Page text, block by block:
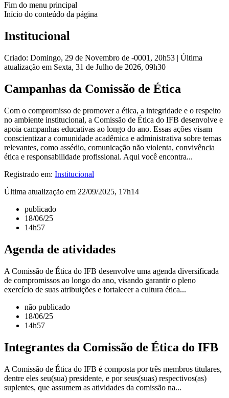
Fim do menu principal
Início do conteúdo da página
Institucional
Criado: Domingo, 29 de Novembro de -0001, 20h53 | Última
atualização em Sexta, 31 de Julho de 2026, 09h30
Campanhas da Comissão de Ética
Com o compromisso de promover a ética, a integridade e o respeito
no ambiente institucional, a Comissão de Ética do IFB desenvolve e
apoia campanhas educativas ao longo do ano. Essas ações visam
conscientizar a comunidade acadêmica e administrativa sobre temas
relevantes, como assédio, comunicação não violenta, convivência
ética e responsabilidade profissional. Aqui você encontra...
Registrado em: Institucional
Última atualização em 22/09/2025, 17h14
publicado
18/06/25
14h57
Agenda de atividades
A Comissão de Ética do IFB desenvolve uma agenda diversificada
de compromissos ao longo do ano, visando garantir o pleno
exercício de suas atribuições e fortalecer a cultura ética...
não publicado
18/06/25
14h57
Integrantes da Comissão de Ética do IFB
A Comissão de Ética do IFB é composta por três membros titulares,
dentre eles seu(sua) presidente, e por seus(suas) respectivos(as)
suplentes, que assumem as atividades da comissão na...